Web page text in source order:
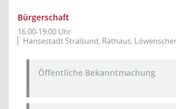
Bürgerschaft
16:00-19:00 Uhr
Hansestadt Stralsund, Rathaus,
Öffentliche Bekanntmachung